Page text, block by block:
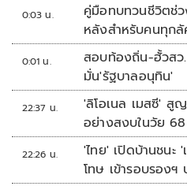
0:03 น.
คู่มือทบทวนชีวิตช่ว
หลังสำหรับคนทุก
0:01 น.
สอบท้องถิ่น-ฮั้วสว
มั่น'รัฐบาลอนุทิน'
22:37 น.
'ลิโอเนล เมสซี' สู
อย่างสงบในวัย
22:26 น.
'ไทย' เปิดบ้านชนะ
โทษ เข้ารอบรอง